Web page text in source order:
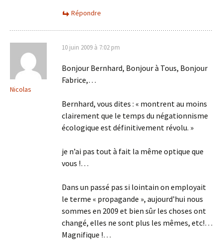
Répondre
Nicolas
10 juin 2009 à 7:02 pm
Bonjour Bernhard, Bonjour à Tous, Bonjour
Fabrice,…
Bernhard, vous dites : « montrent au moins
clairement que le temps du négationnisme
écologique est définitivement révolu. »
je n’ai pas tout à fait la même optique que
vous !…
Dans un passé pas si lointain on employait
le terme « propagande », aujourd’hui nous
sommes en 2009 et bien sûr les choses ont
changé, elles ne sont plus les mêmes, etc!…
Magnifique !…